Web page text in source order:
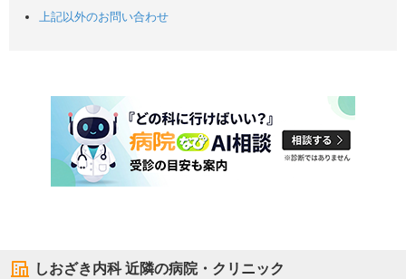
上記以外のお問い合わせ
しおざき内科近隣の病院・クリニック